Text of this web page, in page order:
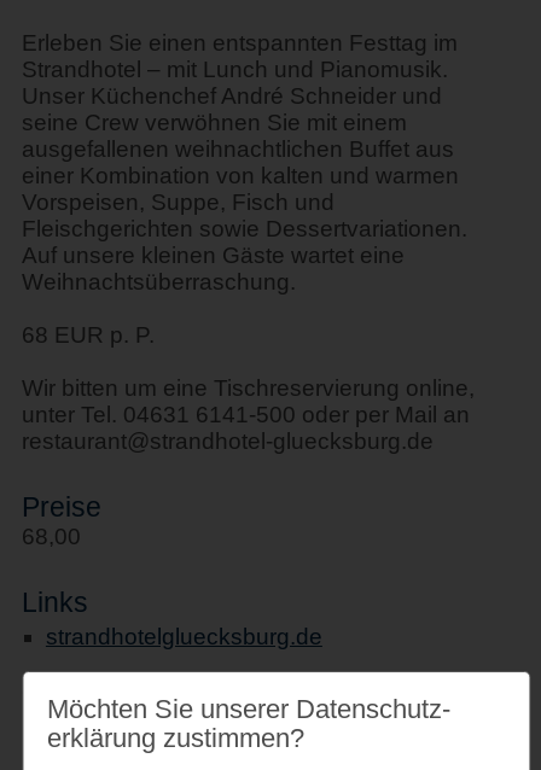
Erleben Sie einen entspannten Festtag im
Strandhotel – mit Lunch und Pianomusik.
Unser Küchenchef André Schneider und
seine Crew verwöhnen Sie mit einem
ausgefallenen weihnachtlichen Buffet aus
einer Kombination von kalten und warmen
Vorspeisen, Suppe, Fisch und
Fleischgerichten sowie Dessertvariationen.
Auf unsere kleinen Gäste wartet eine
Weihnachtsüberraschung.
68 EUR p. P.
Wir bitten um eine Tischreservierung online,
unter Tel. 04631 6141-500 oder per Mail an
restaurant@strandhotel-gluecksburg.de
Preise
68,00
Links
strandhotelgluecksburg.de
Möchten Sie unserer Datenschutz­
erklärung zustimmen?